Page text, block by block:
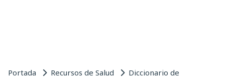
Portada Recursos de Salud Diccionario de